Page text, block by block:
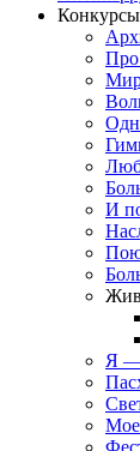
Про
Мир
И
Я —